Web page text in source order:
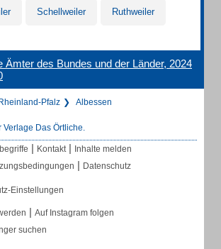
Schellweiler Ruthweiler
Ämter des Bundes und der Länder, 2024
Rheinland-Pfalz Albessen
Verlage Das Örtliche.
| Kontakt | Inhalte melden
| Datenschutz
Einstellungen
| Auf Instagram folgen
suchen